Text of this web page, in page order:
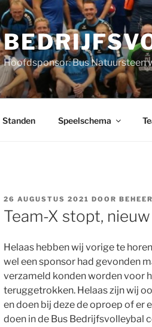
Hoofdsponsor: Bus Natuursteen
Standen Speelschema
GEPLAATST
OP
26 AUGUSTUS 2021 DOOR
Team-X stopt,
Helaas hebben wij vorige te
wel een sponsor had gevonden
verzameld konden worden voor
teruggetrokken. Helaas zijn wij
en doen bij deze de oproep of er
doen in de Bus Bedrijfsvolleybal